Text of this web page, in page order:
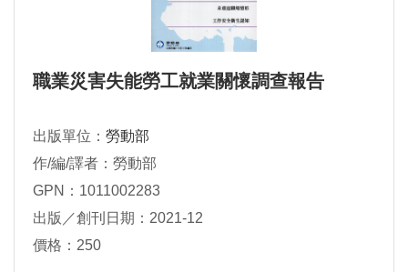
職業災害失能勞工就業關懷調查報告
出版單位： 勞動部
作/編/譯者：勞動部
GPN：1011002283
出版／創刊日期：2021-12
價格：250